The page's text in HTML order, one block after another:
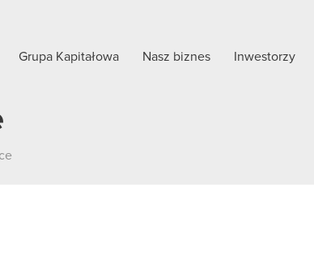
Grupa Kapitałowa Nasz biznes Inwestorzy